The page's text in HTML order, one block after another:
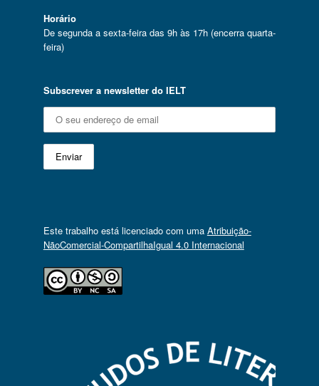
Horário
De segunda a sexta-feira das 9h às 17h (encerra quarta-
feira)
Subscrever a newsletter do IELT
Este trabalho está licenciado com uma Atribuição-
NãoComercial-CompartilhaIgual 4.0 Internacional